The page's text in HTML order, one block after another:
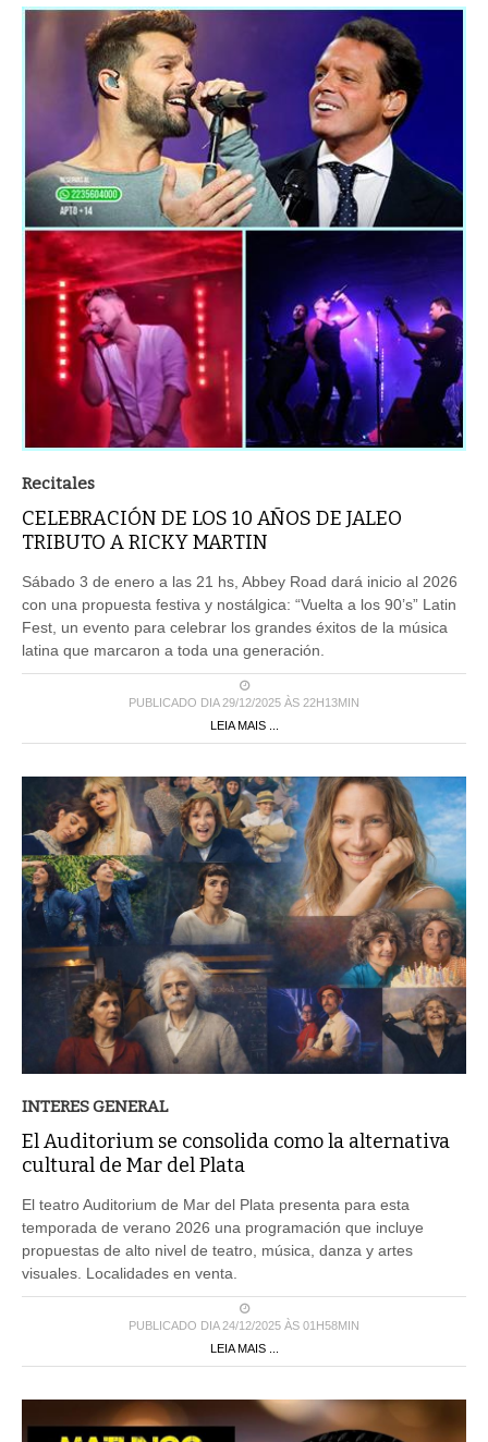
Recitales
CELEBRACIÓN DE LOS 10 AÑOS DE JALEO
TRIBUTO A RICKY MARTIN
Sábado 3 de enero a las 21 hs, Abbey Road dará inicio al 2026
con una propuesta festiva y nostálgica: “Vuelta a los 90’s” Latin
Fest, un evento para celebrar los grandes éxitos de la música
latina que marcaron a toda una generación.
PUBLICADO DIA 29/12/2025 ÀS 22H13MIN
LEIA MAIS ...
INTERES GENERAL
El Auditorium se consolida como la alternativa
cultural de Mar del Plata
El teatro Auditorium de Mar del Plata presenta para esta
temporada de verano 2026 una programación que incluye
propuestas de alto nivel de teatro, música, danza y artes
visuales. Localidades en venta.
PUBLICADO DIA 24/12/2025 ÀS 01H58MIN
LEIA MAIS ...